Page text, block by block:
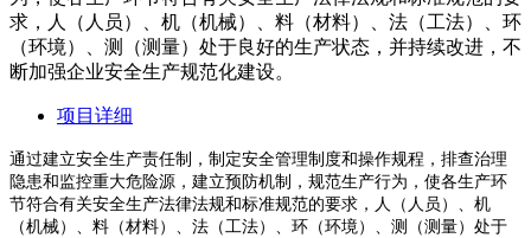
求，人（人员）、机（机械）、料（材料）、法（工法）、环
（环境）、测（测量）处于良好的生产状态，并持续改进，不
断加强企业安全生产规范化建设。
项目详细
通过建立安全生产责任制，制定安全管理制度和操作规程，排查治理
隐患和监控重大危险源，建立预防机制，规范生产行为，使各生产环
节符合有关安全生产法律法规和标准规范的要求，人（人员）、机
（机械）、料（材料）、法（工法）、环（环境）、测（测量）处于